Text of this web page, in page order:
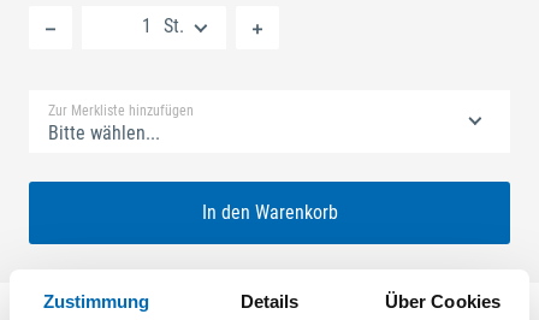
Zustimmung Details Über Cookies
St.
Zur Merkliste hinzufügen
Bitte wählen...
In den Warenkorb